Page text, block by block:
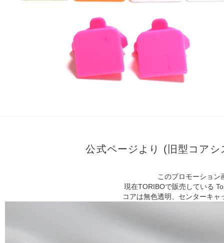
公式ページより (旧型コア
このプロモーション
現在TORIBOで販売している
コアは無色透明、センターキ